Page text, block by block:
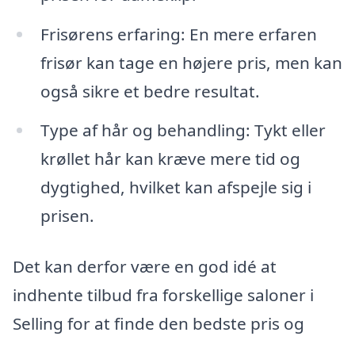
Frisørens erfaring: En mere erfaren
frisør kan tage en højere pris, men kan
også sikre et bedre resultat.
Type af hår og behandling: Tykt eller
krøllet hår kan kræve mere tid og
dygtighed, hvilket kan afspejle sig i
prisen.
Det kan derfor være en god idé at
indhente tilbud fra forskellige saloner i
Selling for at finde den bedste pris og